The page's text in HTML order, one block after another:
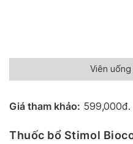
Viên
Giá tham khảo: 599,000đ.
Thuốc bổ Stimol